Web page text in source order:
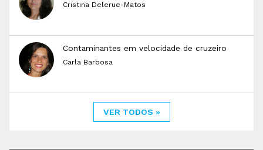
Cristina Delerue-Matos
Contaminantes em velocidade de cruzeiro
Carla Barbosa
VER TODOS »